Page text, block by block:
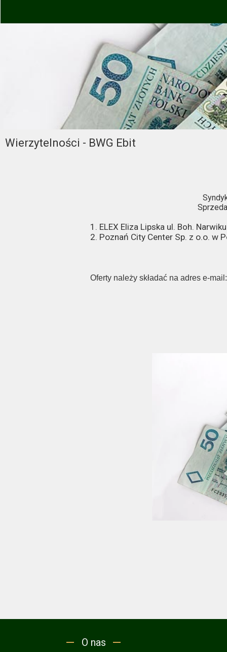
O nas
Wierzytelności - BWG Ebit
1. ELEX Eliza Lipska ul. Boh.
2. Poznań City Center Sp. z o.o. w
Oferty należy składać na adres e-